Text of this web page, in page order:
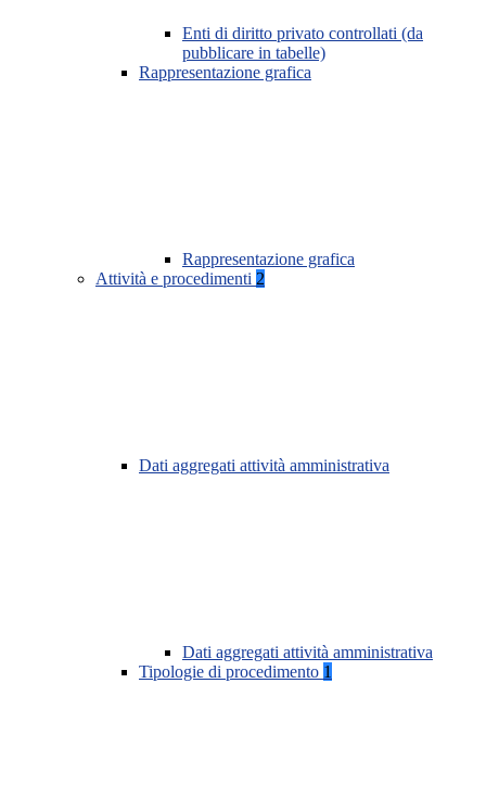
Enti di diritto privato controllati (da
pubblicare in tabelle)
Rappresentazione grafica
Rappresentazione grafica
Attività e procedimenti 2
Dati aggregati attività amministrativa
Dati aggregati attività amministrativa
Tipologie di procedimento 1